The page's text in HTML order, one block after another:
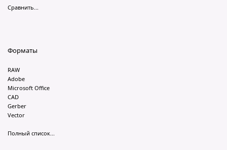
Сравнить...
Форматы
RAW
Adobe
Microsoft Office
CAD
Gerber
Vector
Полный список...